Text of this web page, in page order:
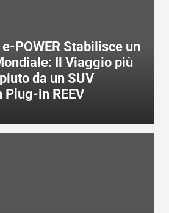
POWER Stabilisce un
Il Viaggio più
da un SUV
in REEV